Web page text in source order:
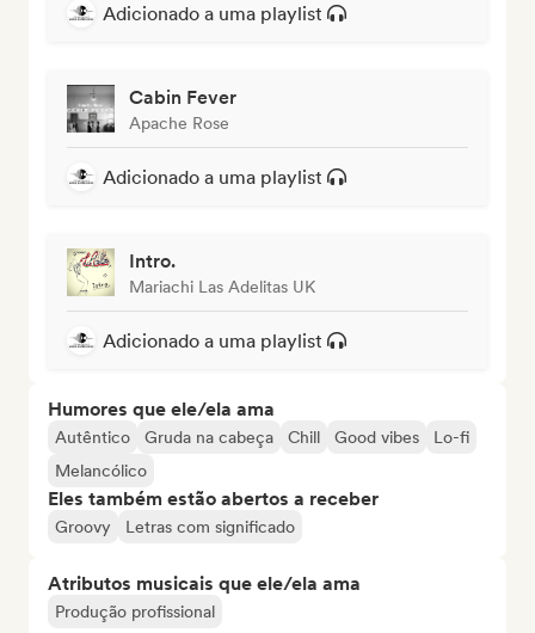
Adicionado a uma playlist
Cabin Fever
Apache Rose
Adicionado a uma playlist
Intro.
Mariachi Las Adelitas UK
Adicionado a uma playlist
Humores que ele/ela ama
Autêntico Gruda na cabeça Chill Good vibes
Lo-fi
Melancólico
Eles também estão abertos a receber
Groovy Letras com significado
Atributos musicais que ele/ela ama
Produção profissional